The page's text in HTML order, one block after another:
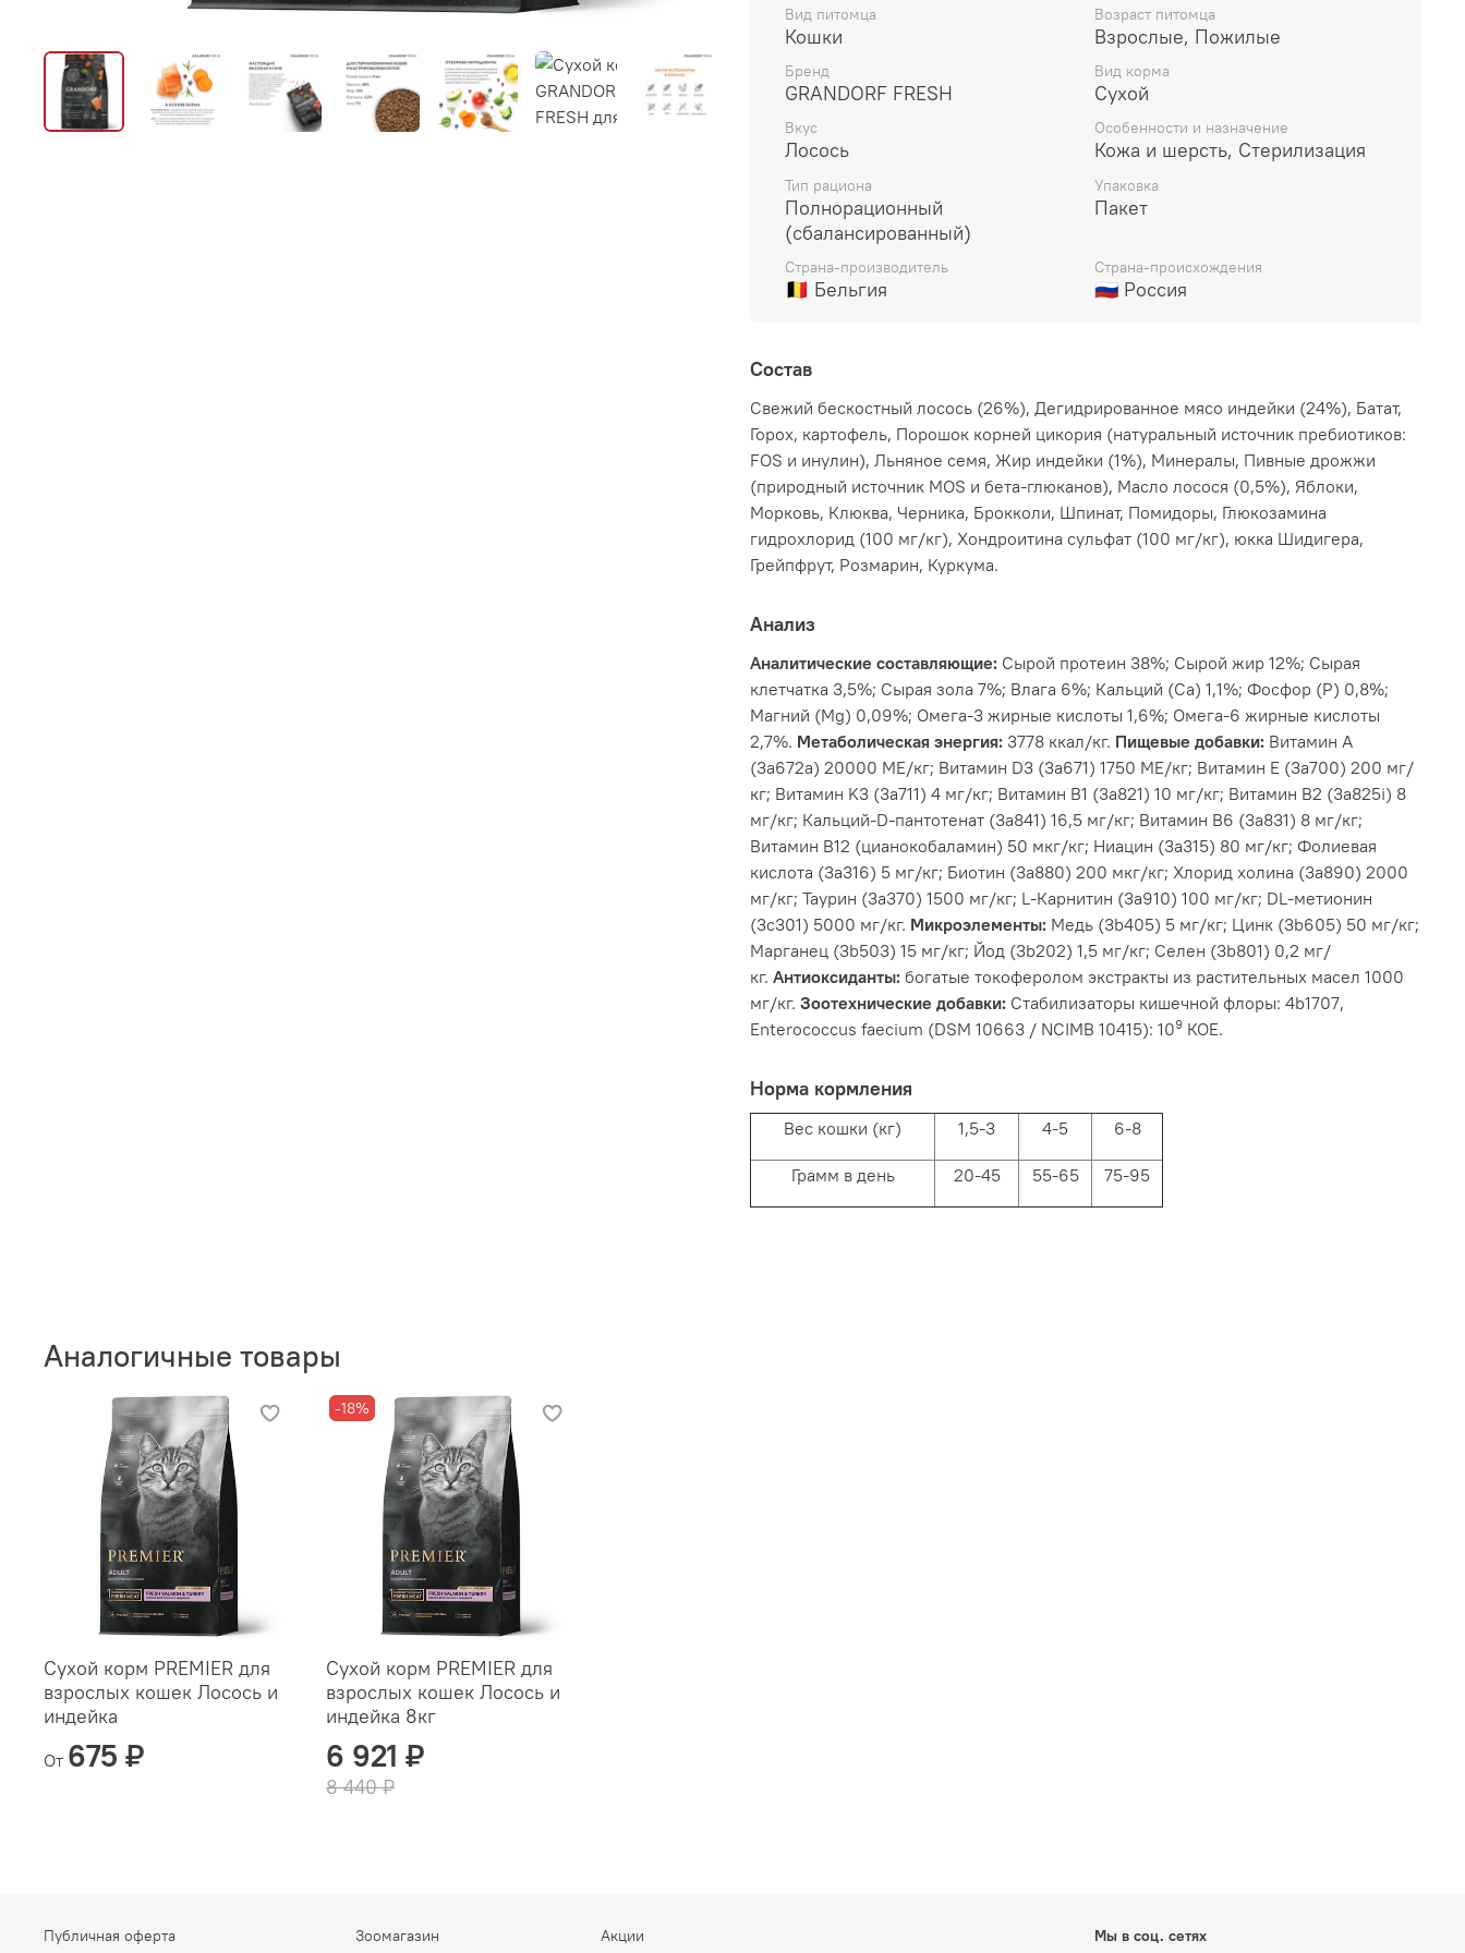
Вид питомца
Кошки
Возраст питомца
Взрослые, Пожилые
Бренд
GRANDORF FRESH
Вид корма
Сухой
Вкус
Лосось
Особенности и назначение
Кожа и шерсть, Стерилизация
Тип рациона
Полнорационный
(сбалансированный)
Упаковка
Пакет
Страна-производитель
🇧🇪 Бельгия
Страна-происхождения
🇷🇺 Россия
Состав
Свежий бескостный лосось (26%), Дегидрированное мясо индейки (24%), Батат,
Горох, картофель, Порошок корней цикория (натуральный источник пребиотиков:
FOS и инулин), Льняное семя, Жир индейки (1%), Минералы, Пивные дрожжи
(природный источник MOS и бета-глюканов), Масло лосося (0,5%), Яблоки,
Морковь, Клюква, Черника, Брокколи, Шпинат, Помидоры, Глюкозамина
гидрохлорид (100 мг/кг), Хондроитина сульфат (100 мг/кг), юкка Шидигера,
Грейпфрут, Розмарин, Куркума.
Анализ
Аналитические составляющие: Сырой протеин 38%; Сырой жир 12%; Сырая
клетчатка 3,5%; Сырая зола 7%; Влага 6%; Кальций (Са) 1,1%; Фосфор (P) 0,8%;
Магний (Mg) 0,09%; Омега-3 жирные кислоты 1,6%; Омега-6 жирные кислоты
2,7%. Метаболическая энергия: 3778 ккал/кг. Пищевые добавки: Витамин A
(3a672a) 20000 МЕ/кг; Витамин D3 (3а671) 1750 МЕ/кг; Витамин Е (3а700) 200 мг/
кг; Витамин K3 (3a711) 4 мг/кг; Витамин B1 (3a821) 10 мг/кг; Витамин B2 (3a825i) 8
мг/кг; Кальций-D-пантотенат (3a841) 16,5 мг/кг; Витамин B6 (3a831) 8 мг/кг;
Витамин B12 (цианокобаламин) 50 мкг/кг; Ниацин (3a315) 80 мг/кг; Фолиевая
кислота (3a316) 5 мг/кг; Биотин (3a880) 200 мкг/кг; Хлорид холина (3a890) 2000
мг/кг; Таурин (3a370) 1500 мг/кг; L-Карнитин (3a910) 100 мг/кг; DL-метионин
(3c301) 5000 мг/кг. Микроэлементы: Медь (3b405) 5 мг/кг; Цинк (3b605) 50 мг/кг;
Марганец (3b503) 15 мг/кг; Йод (3b202) 1,5 мг/кг; Селен (3b801) 0,2 мг/
кг. Антиоксиданты: богатые токоферолом экстракты из растительных масел 1000
мг/кг. Зоотехнические добавки: Стабилизаторы кишечной флоры: 4b1707,
Enterococcus faecium (DSM 10663 / NCIMB 10415): 109 КОЕ.
Норма кормления
Вес кошки (кг) 1,5-3 4-5 6-8
Грамм в день 20-45 55-65 75-95
Аналогичные товары
Сухой корм PREMIER для
взрослых кошек Лосось и
индейка
От 675 ₽
-18%
Сухой корм PREMIER для
взрослых кошек Лосось и
индейка 8кг
6 921 ₽
8 440 ₽
Публичная оферта Зоомагазин Акции Мы в соц. сетях